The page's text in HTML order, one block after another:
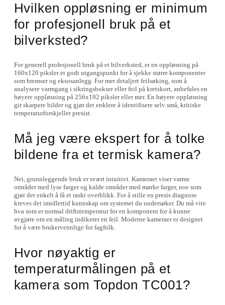
Hvilken oppløsning er minimum
for profesjonell bruk på et
bilverksted?
For generell profesjonell bruk på et bilverksted, er en oppløsning på
160x120 piksler et godt utgangspunkt for å sjekke større komponenter
som bremser og eksosanlegg. For mer detaljert feilsøking, som å
analysere varmgang i sikringsbokser eller feil på kretskort, anbefales en
høyere oppløsning på 256x192 piksler eller mer. En høyere oppløsning
gir skarpere bilder og gjør det enklere å identifisere selv små, kritiske
temperaturforskjeller presist.
Må jeg være ekspert for å tolke
bildene fra et termisk kamera?
Nei, grunnleggende bruk er svært intuitivt. Kameraet viser varme
områder med lyse farger og kalde områder med mørke farger, noe som
gjør det enkelt å få et raskt overblikk. For å stille en presis diagnose
kreves det imidlertid kunnskap om systemet du undersøker. Du må vite
hva som er normal driftstemperatur for en komponent for å kunne
avgjøre om en måling indikerer en feil. Moderne kameraer er designet
for å være brukervennlige for fagfolk.
Hvor nøyaktig er
temperaturmålingen på et
kamera som Topdon TC001?